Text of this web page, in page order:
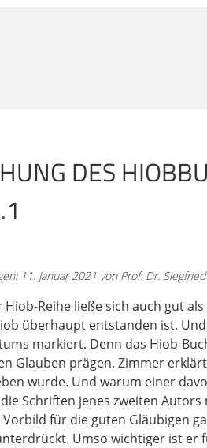
50 Jahre. In der
Dingen beachten: Ist der Text
im Exil, durch die
der Eliten nach
haben jüdische
Israel sprechen, aber noch
nicht. Es gibt keine
Aber nach dem Exil
sehr wichtigen Punkt. Das
ein bisschen näher eingehen.
aramäisch geprägt ist. Es gibt
DES
11. Januar 2021 von Prof. Dr.
Reihe ließe sich auch gut
überhaupt entstanden ist.
markiert. Denn das Hiob-
Glauben prägen. Zimmer
wurde. Und warum einer
Schriften jenes zweiten
für die guten Gläubigen
Umso wichtiger ist er